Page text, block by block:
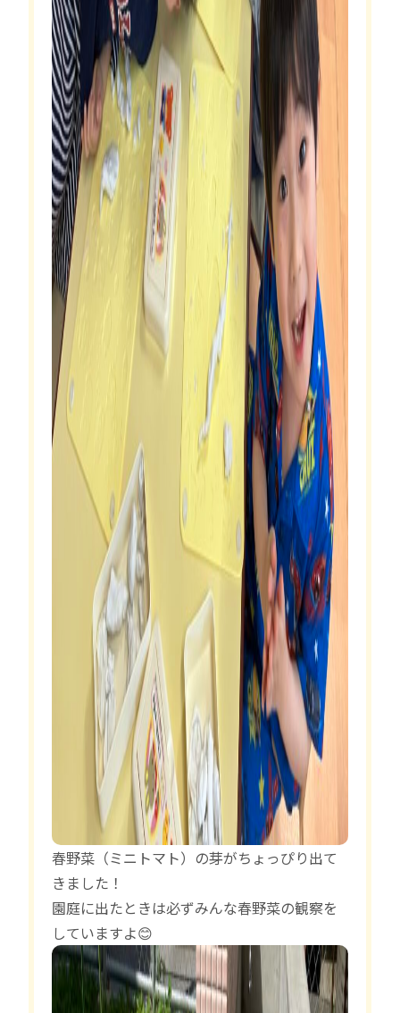
春野菜（ミニトマト）の芽がちょっぴり出て
きました！
園庭に出たときは必ずみんな春野菜の観察を
していますよ😊